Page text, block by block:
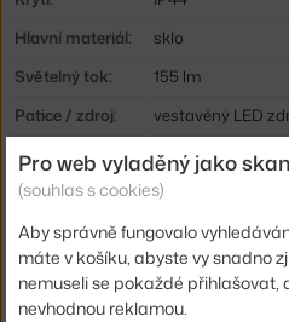
Hlavní materiál:
sklo
Světelný tok:
155 lm
Patice / zdroj:
vestavěný LED
Stmívatelné:
ano
Distribuce světla: nepřímé světlo
Zdroj součástí:
ano, vestavěný
Barevná teplota:
2700 K
Výdrž baterie:
5 h
Pro web vyladěný jako
(souhlas s cookies)
Aby správně fungovalo
máte v košíku, abyste vy snadno
nemuseli se pokaždé
nevhodnou reklamou.